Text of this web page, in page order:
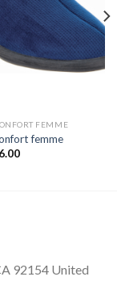
FEMME
femme
92154 United